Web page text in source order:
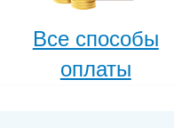
Все способы
оплаты